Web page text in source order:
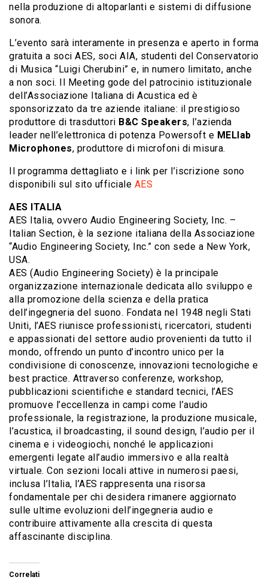
nella produzione di altoparlanti e sistemi di diffusione
sonora.
L’evento sarà interamente in presenza e aperto in forma
gratuita a soci AES, soci AIA, studenti del Conservatorio
di Musica “Luigi Cherubini” e, in numero limitato, anche
a non soci. Il Meeting gode del patrocinio istituzionale
dell’Associazione Italiana di Acustica ed è
sponsorizzato da tre aziende italiane: il prestigioso
produttore di trasduttori B&C Speakers, l’azienda
leader nell’elettronica di potenza Powersoft e MELlab
Microphones, produttore di microfoni di misura.
Il programma dettagliato e i link per l’iscrizione sono
disponibili sul sito ufficiale AES
AES ITALIA
AES Italia, ovvero Audio Engineering Society, Inc. –
Italian Section, è la sezione italiana della Associazione
“Audio Engineering Society, Inc.” con sede a New York,
USA.
AES (Audio Engineering Society) è la principale
organizzazione internazionale dedicata allo sviluppo e
alla promozione della scienza e della pratica
dell’ingegneria del suono. Fondata nel 1948 negli Stati
Uniti, l’AES riunisce professionisti, ricercatori, studenti
e appassionati del settore audio provenienti da tutto il
mondo, offrendo un punto d’incontro unico per la
condivisione di conoscenze, innovazioni tecnologiche e
best practice. Attraverso conferenze, workshop,
pubblicazioni scientifiche e standard tecnici, l’AES
promuove l’eccellenza in campi come l’audio
professionale, la registrazione, la produzione musicale,
l’acustica, il broadcasting, il sound design, l’audio per il
cinema e i videogiochi, nonché le applicazioni
emergenti legate all’audio immersivo e alla realtà
virtuale. Con sezioni locali attive in numerosi paesi,
inclusa l’Italia, l’AES rappresenta una risorsa
fondamentale per chi desidera rimanere aggiornato
sulle ultime evoluzioni dell’ingegneria audio e
contribuire attivamente alla crescita di questa
affascinante disciplina.
Correlati